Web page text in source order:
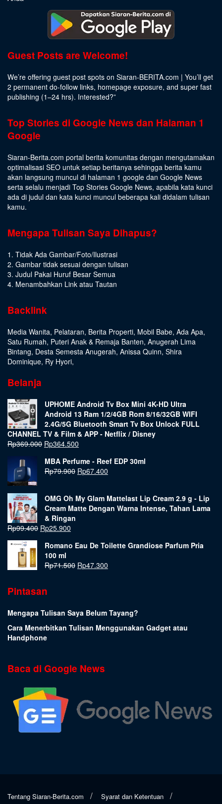
Guest Posts are Welcome!
We’re offering guest post spots on Siaran-BERITA.com | You’ll get
2 permanent do-follow links, homepage exposure, and super fast
publishing (1–24 hrs). Interested?”
Top Stories di Google News dan Halaman 1
Google
Siaran-Berita.com portal berita komunitas dengan mengutamakan
optimalisasi SEO untuk setiap beritanya sehingga berita kamu
akan langsung muncul di halaman 1 google dan Google News
serta selalu menjadi Top Stories Google News, apabila kata kunci
ada di judul dan kata kunci muncul beberapa kali didalam tulisan
kamu.
Mengapa Tulisan Saya Dihapus?
1. Tidak Ada Gambar/Foto/Ilustrasi
2. Gambar tidak sesuai dengan tulisan
3. Judul Pakai Huruf Besar Semua
4. Menambahkan Link atau Tautan
Backlink
Media Wanita, Pelataran, Berita Properti, Mobil Babe, Ada Apa,
Satu Rumah, Puteri Anak & Remaja Banten, Anugerah Lima
Bintang, Desta Semesta Anugerah, Anissa Quinn, Shira
Dominique, Ry Hyori,
Belanja
UPHOME Android Tv Box Mini 4K-HD Ultra
Android 13 Ram 1/2/4GB Rom 8/16/32GB WIFI
2.4G/5G Bluetooth Smart Tv Box Unlock FULL
CHANNEL TV & Film & APP - Netflix / Disney
Rp369.000 Rp364.500
MBA Perfume - Reef EDP 30ml
Rp79.900 Rp67.400
OMG Oh My Glam Mattelast Lip Cream 2.9 g - Lip
Cream Matte Dengan Warna Intense, Tahan Lama
& Ringan
Rp99.400 Rp25.900
Romano Eau De Toilette Grandiose Parfum Pria
100 ml
Rp71.500 Rp47.300
Pintasan
Mengapa Tulisan Saya Belum Tayang?
Cara Menerbitkan Tulisan Menggunakan Gadget atau
Handphone
Baca di Google News
Tentang Siaran-Berita.com Syarat dan Ketentuan